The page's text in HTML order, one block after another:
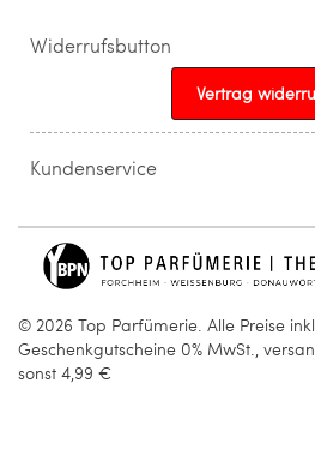
Widerrufsbutton
Vertrag
Kundenservice
info@topparfuemerie.de
© 2026 Top Parfümerie. Alle Preise
Geschenkgutscheine 0% MwSt.,
sonst 4,99 €